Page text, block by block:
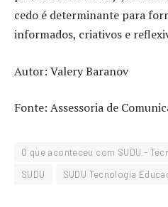
cedo é determinante para
informados, criativos e
Autor: Valery Baranov
Fonte: Assessoria de
O que aconteceu com SUDU -
SUDU
SUDU Tecnologia